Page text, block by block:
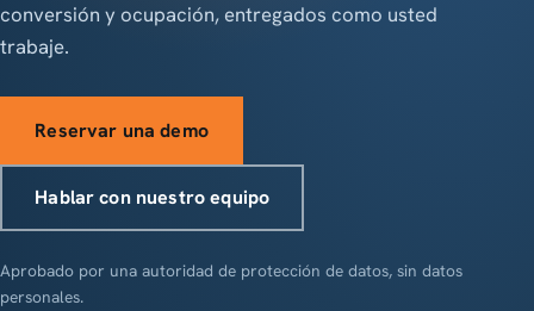
conversión y ocupación, entregados como usted
trabaje.
Reservar una demo
Hablar con nuestro equipo
Aprobado por una autoridad de protección de datos, sin datos
personales.